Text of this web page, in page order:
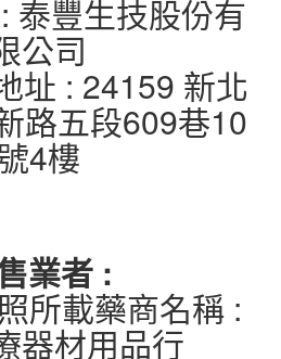
泰豐生技股份有
公司
址 : 24159 新北
路五段609巷10
4樓
業者 :
所載藥商名稱 :
器材用品行